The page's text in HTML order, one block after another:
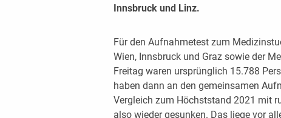
Innsbruck und Linz.
Für den Aufnahmetest zum
Wien, Innsbruck und Graz sowie der
Freitag waren ursprünglich 15.788
haben dann an den gemeinsamen
Vergleich zum Höchststand 2021 mit
also wieder gesunken. Das liege vor